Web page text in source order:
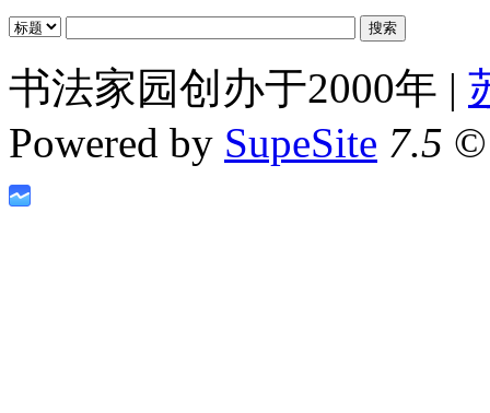
书法家园创办于2000年 |
Powered by SupeSite 7.5 ©